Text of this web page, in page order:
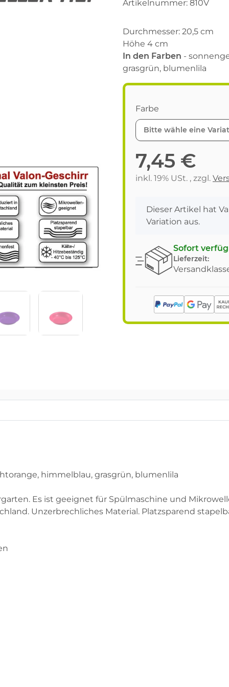
Artikelnummer: 810V
Durchmesser: 20,5 cm
Höhe 4 cm
In den Farben -
grasgrün, blumenlila
Farbe
Bitte wähle eine
7,45 €
inkl. 19% USt. , zzgl.
x
Dieser Artikel hat
Variation aus.
Sofort
Lieferzeit:
himmelblau, grasgrün, blumenlila
Es ist geeignet für Spülmaschine und
Unzerbrechliches Material. Platzsparend